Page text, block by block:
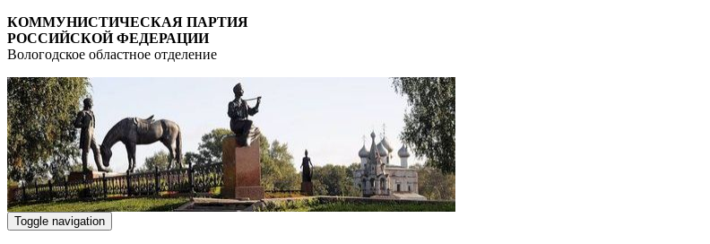
КОММУНИСТИЧЕСКАЯ ПАРТИЯ
РОССИЙСКОЙ ФЕДЕРАЦИИ
Вологодское областное отделение
Toggle navigation